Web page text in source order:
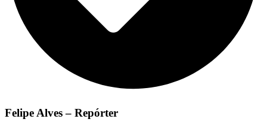
Felipe Alves – Repórter